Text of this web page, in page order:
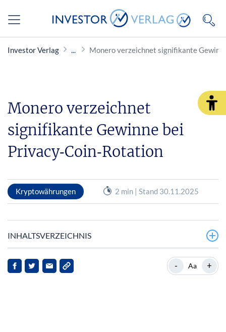
Investor Verlag Monero verzeichnet signifikante
Monero verzeichnet
signifikante Gewinne bei
Privacy‑Coin‑Rotation
Kryptowährungen 2 min | Stand 30.11.2025
INHALTSVERZEICHNIS
Moneros jüngste Performance
- Aa +